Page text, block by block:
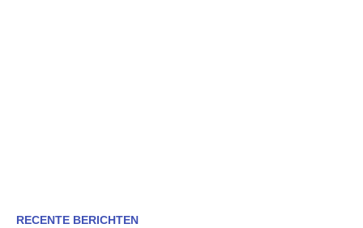
RECENTE BERICHTEN